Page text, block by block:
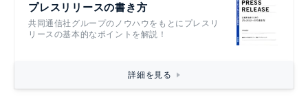
プレスリリースの書き方
共同通信社グループのノウハウをもとにプレスリ
リースの基本的なポイントを解説！
詳細を見る